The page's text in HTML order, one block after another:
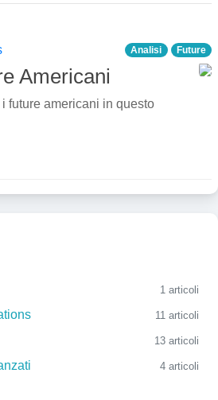
Analisi Future
Americani
future americani in questo
1 articoli
11 articoli
13 articoli
4 articoli